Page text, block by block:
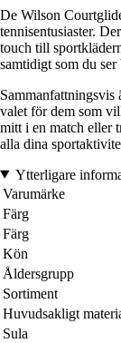
De Wilson
tennisentusiaster.
touch till
samtidigt som du ser
Sammanfattningsvis
valet för dem som
mitt i en match eller
alla dina
Ytterligare
Varumärke
Färg
Färg
Kön
Åldersgrupp
Sortiment
Huvudsakligt
Sula